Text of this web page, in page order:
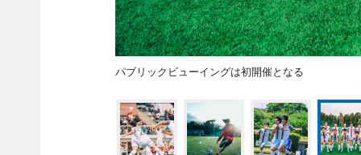
パブリックビューイングは初開催となる